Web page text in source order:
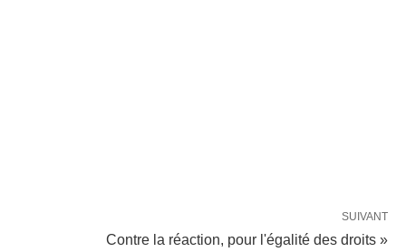
SUIVANT
Contre la réaction, pour l'égalité des droits »